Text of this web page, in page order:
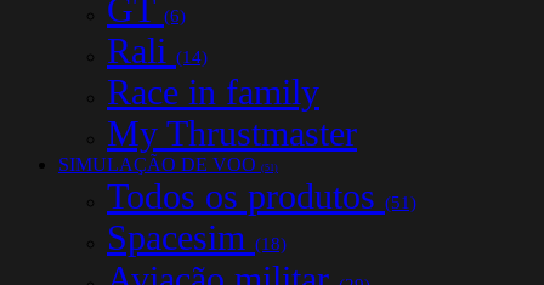
GT (6)
Rali (14)
Race in family
My Thrustmaster
SIMULAÇÃO DE VOO (51)
Todos os produtos (51)
Spacesim (18)